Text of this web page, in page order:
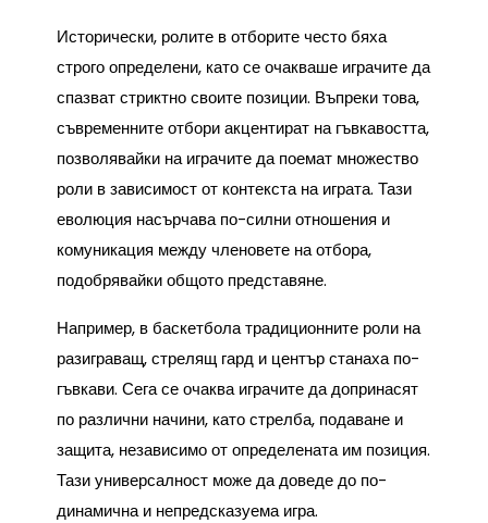
Исторически, ролите в отборите често бяха
строго определени, като се очакваше играчите да
спазват стриктно своите позиции. Въпреки това,
съвременните отбори акцентират на гъвкавостта,
позволявайки на играчите да поемат множество
роли в зависимост от контекста на играта. Тази
еволюция насърчава по-силни отношения и
комуникация между членовете на отбора,
подобрявайки общото представяне.
Например, в баскетбола традиционните роли на
разиграващ, стрелящ гард и център станаха по-
гъвкави. Сега се очаква играчите да допринасят
по различни начини, като стрелба, подаване и
защита, независимо от определената им позиция.
Тази универсалност може да доведе до по-
динамична и непредсказуема игра.